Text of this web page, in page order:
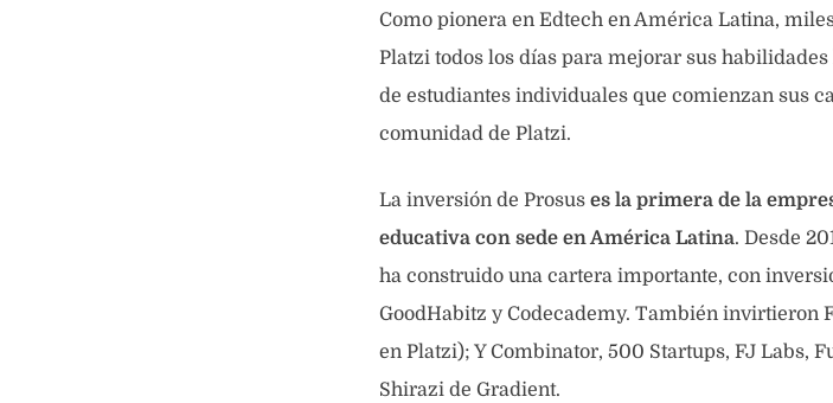
Como pionera en Edtech en América Latina,
Platzi todos los días para mejorar sus
de estudiantes individuales que comienzan sus
comunidad de Platzi.
La inversión de Prosus es la primera de la
educativa con sede en América Latina. Desde
ha construido una cartera importante, con
GoodHabitz y Codecademy. También invirtieron
en Platzi); Y Combinator, 500 Startups, FJ Labs,
Shirazi de Gradient.